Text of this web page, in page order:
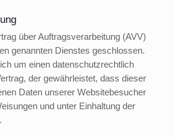
über Auftragsverarbeitung (AVV)
genannten Dienstes geschlossen.
um einen datenschutzrechtlich
der gewährleistet, dass dieser
Daten unserer Websitebesucher
und unter Einhaltung der